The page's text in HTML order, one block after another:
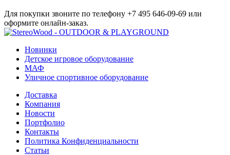
Для покупки звоните по телефону +7 495 646-09-69 или
оформите онлайн-заказ.
Новинки
Детское игровое оборудование
МАФ
Уличное спортивное оборудование
Доставка
Компания
Новости
Портфолио
Контакты
Политика Конфиденциальности
Статьи